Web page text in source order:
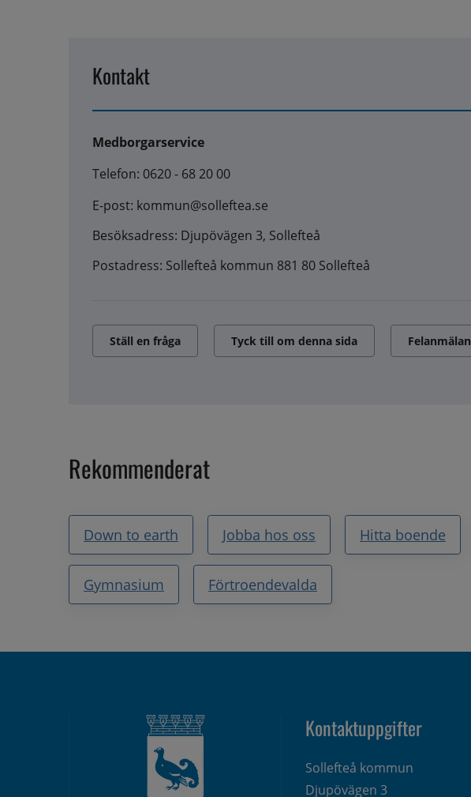
Kontakt
Medborgarservice
Telefon: 0620 - 68 20 00
E-post: kommun@solleftea.se
Besöksadress: Djupövägen 3, Sollefteå
Postadress: Sollefteå kommun 881 80 Sollefteå
Ställ en fråga Tyck till om denna sida Felanmälan
Rekommenderat
Down to earth Jobba hos oss Hitta boende
Gymnasium Förtroendevalda
Kontaktuppgifter
Sollefteå kommun
Djupövägen 3